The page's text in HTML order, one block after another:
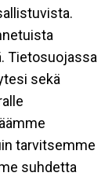
Tietosuojassa
sekä
tarvitsemme
suhdetta